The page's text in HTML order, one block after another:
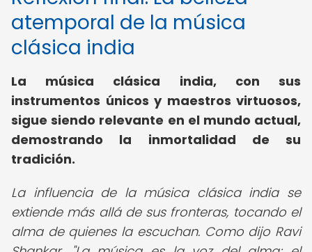
atemporal de la música
clásica india
La música clásica india, con sus
instrumentos únicos y maestros virtuosos,
sigue siendo relevante en el mundo actual,
demostrando la inmortalidad de su
tradición.
La influencia de la música clásica india se
extiende más allá de sus fronteras, tocando el
alma de quienes la escuchan. Como dijo Ravi